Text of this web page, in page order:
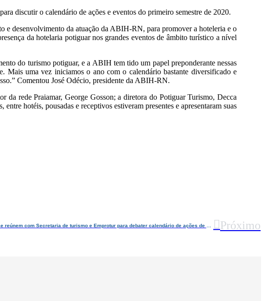
discutir o calendário de ações e eventos do primeiro semestre de 2020.
e desenvolvimento da atuação da ABIH-RN, para promover a hoteleria e o
da hotelaria potiguar nos grandes eventos de âmbito turístico a nível
do turismo potiguar, e a ABIH tem tido um papel preponderante nessas
Mais uma vez iniciamos o ano com o calendário bastante diversificado e
Comentou José Odécio, presidente da ABIH-RN.
rede Praiamar, George Gosson; a diretora do Potiguar Turismo, Decca
hotéis, pousadas e receptivos estiveram presentes e apresentaram suas
Próximo